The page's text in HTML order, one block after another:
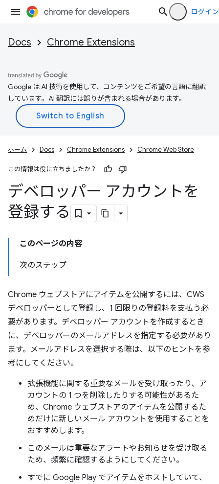
ログイン
Docs Chrome Extensions
Google は AI 技術を使用して、コンテンツをご希望の言語に翻訳
しています。AI 翻訳には誤りが含まれる場合があります。
ホーム Docs Chrome Extensions Chrome Web Store
この情報は役に立ちましたか？
デベロッパー アカウントを
登録する
このページの内容
次のステップ
Chrome ウェブストアにアイテムを公開するには、CWS
デベロッパーとして登録し、1 回限りの登録料を支払う必
要があります。デベロッパー アカウントを作成するとき
に、デベロッパーのメールアドレスを指定する必要があり
ます。メールアドレスを選択する際は、以下のヒントを参
考にしてください。
拡張機能に関する重要なメールを受け取ったり、ア
カウントの 1 つを削除したりする可能性があるた
め、Chrome ウェブストアのアイテムを公開するた
めだけに新しいメール アカウントを使用することを
おすすめします。
このメールは重要なアラートやお知らせを受け取る
ため、頻繁に確認するようにしてください。
すでに Google Play でアイテムをホストしていて、